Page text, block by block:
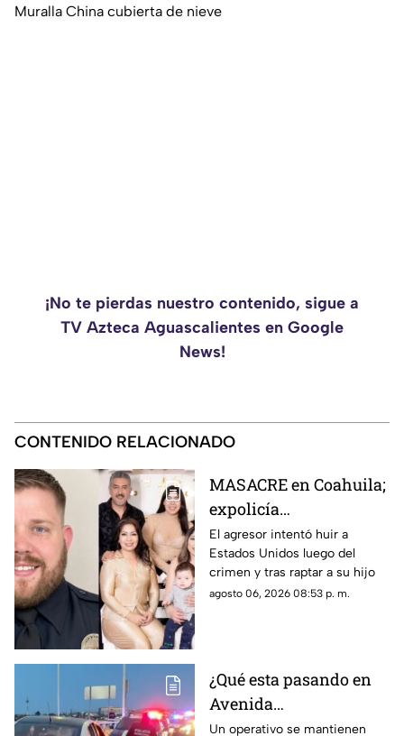
Muralla China cubierta de nieve
¡No te pierdas nuestro contenido, sigue a
TV Azteca Aguascalientes en Google
News!
CONTENIDO RELACIONADO
MASACRE en Coahuila;
expolicía
estadounidense atacó a
la familia de su
expareja mexicana
luego de que le
familiar
El agresor intentó huir a
Estados Unidos luego del
crimen y tras raptar a su hijo
agosto 06, 2026 08:53 p. m.
¿Qué esta pasando en
Avenida
Aguascalientes?
Un operativo se mantienen